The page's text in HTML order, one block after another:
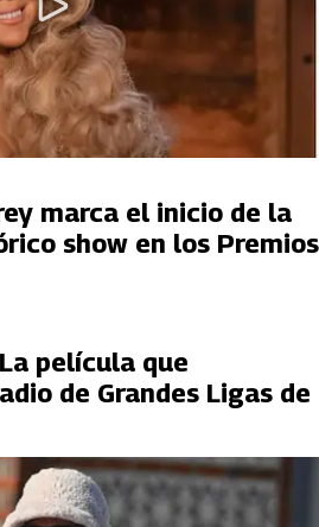
marca el inicio de la
show en los Premios
película que
de Grandes Ligas de